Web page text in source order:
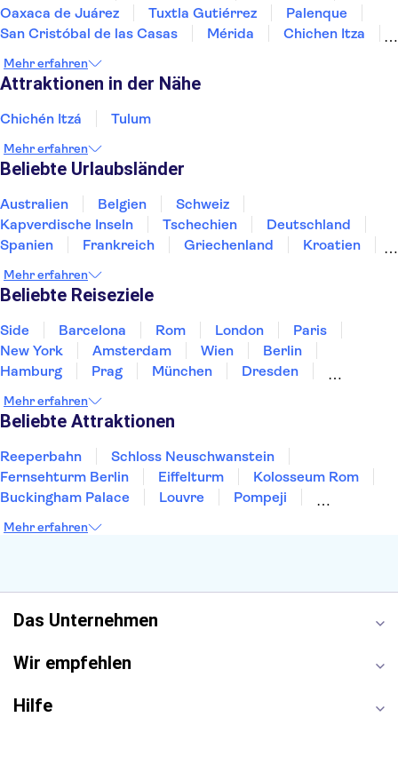
Oaxaca de Juárez
Tuxtla Gutiérrez
Palenque
San Cristóbal de las Casas
Mérida
Chichen Itza
Playa del Carmen
Cancún
Mehr erfahren
Attraktionen in der Nähe
Chichén Itzá Tulum
Mehr erfahren
Beliebte Urlaubsländer
Australien Belgien
Schweiz
Kapverdische Inseln
Tschechien
Deutschland
Spanien
Frankreich Griechenland
Kroatien
Norwegen
Polen
Mehr erfahren
Beliebte Reiseziele
Side Barcelona Rom London
Paris
New York
Amsterdam Wien
Berlin
Hamburg
Prag München
Dresden
Heidelberg
Bremen
Mehr erfahren
Beliebte Attraktionen
Reeperbahn
Schloss Neuschwanstein
Fernsehturm Berlin
Eiffelturm
Kolosseum Rom
Buckingham Palace
Louvre
Pompeji
Moulin Rouge
Mehr erfahren
Das Unternehmen
Wir empfehlen
Hilfe